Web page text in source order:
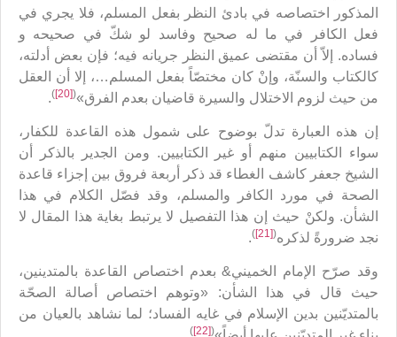
المذكور اختصاصه في بادئ النظر بفعل المسلم، فلا يجري في
فعل الكافر في ما له صحيح وفاسد لو شكّ في صحيحه و
فساده. إلاّ أن مقتضى عميق النظر جريانه فيه؛ فإن بعض أدلته،
كالكتاب والسنّة، وإنْ كان مختصّاً بفعل المسلم…، إلا أن العقل
من حيث لزوم الاختلال والسيرة قاضيان بعدم الفرق»(
[20]
)
.
إن هذه العبارة تدلّ بوضوح على شمول هذه القاعدة للكفار،
سواء الكتابيين منهم أو غير الكتابيين. ومن الجدير بالذكر أن
الشيخ جعفر كاشف الغطاء قد ذكر أربعة فروق بين إجزاء قاعدة
الصحة في مورد الكافر والمسلم، وقد فصّل الكلام في هذا
الشأن. ولكنْ حيث إن هذا التفصيل لا يرتبط بغاية هذا المقال لا
نجد ضرورةً لذكره(
[21]
)
.
وقد صرّح الإمام الخميني& بعدم اختصاص القاعدة بالمتدينين،
حيث قال في هذا الشأن: «وتوهم اختصاص أصالة الصحّة
بالمتديّنين بدين الإسلام في غايه الفساد؛ لما نشاهد بالعيان من
(
[22]
)